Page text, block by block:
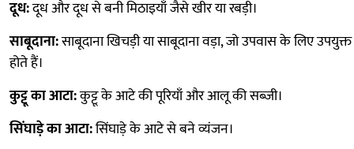
दूध:दूध और दूध से बनी मिठाइयाँ जैसे खीर या रबड़ी।
साबूदाना:साबूदाना खिचड़ी या साबूदाना वड़ा, जो उपवास के लिए उपयुक्त
होते हैं।
कुट्टू का आटा:कुट्टू के आटे की पूरियाँ और आलू की सब्जी।
सिंघाड़े का आटा:सिंघाड़े के आटे से बने व्यंजन।